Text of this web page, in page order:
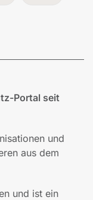
Portal seit
und
aus dem
und ist ein